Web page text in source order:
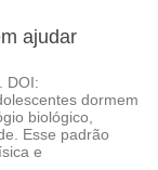
ajudar
DOI:
dormem
biológico,
Esse padrão
e